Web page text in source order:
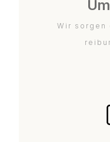
Wir sorgen